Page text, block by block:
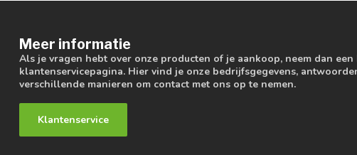
Meer informatie
Als je vragen hebt over onze producten of je aankoop, neem dan
klantenservicepagina. Hier vind je onze bedrijfsgegevens,
verschillende manieren om contact met ons op te nemen.
Klantenservice